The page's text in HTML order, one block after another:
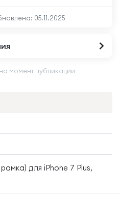
05.11.2025
момент публикации
для iPhone 7 Plus,